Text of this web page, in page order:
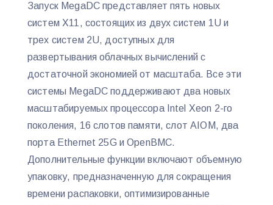
Запуск MegaDC представляет пять новых
систем X11, состоящих из двух систем 1U и
трех систем 2U, доступных для
развертывания облачных вычислений с
достаточной экономией от масштаба. Все эти
системы MegaDC поддерживают два новых
масштабируемых процессора Intel Xeon 2-го
поколения, 16 слотов памяти, слот AIOM, два
порта Ethernet 25G и OpenBMC.
Дополнительные функции включают объемную
упаковку, предназначенную для сокращения
времени распаковки, оптимизированные